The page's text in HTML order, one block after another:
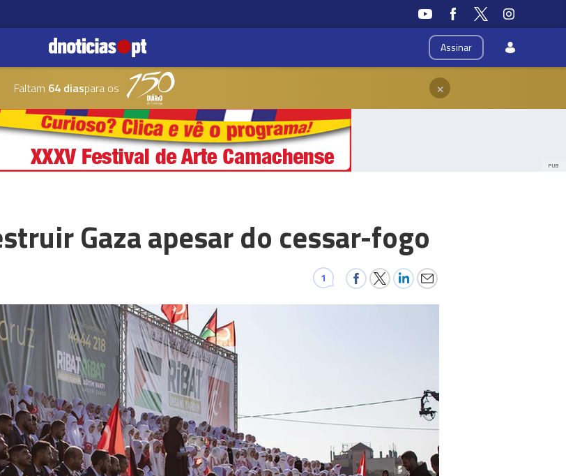
Assinar
Faltam 64 diaspara os ×
PUB
Gaza apesar do cessar-fogo
1